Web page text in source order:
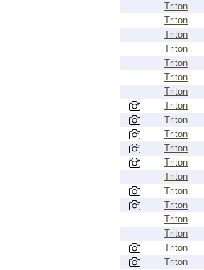
Triton
Triton
Triton
Triton
Triton
Triton
Triton
Triton
Triton
Triton
Triton
Triton
Triton
Triton
Triton
Triton
Triton
Triton
Triton